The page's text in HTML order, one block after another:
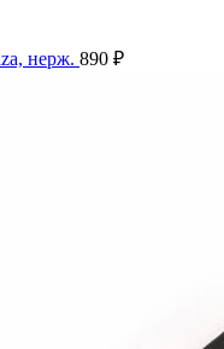
нерж. 890 ₽